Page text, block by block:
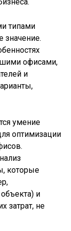
типами
офисами,
и
умение
оптимизации
которые
и
затрат, не